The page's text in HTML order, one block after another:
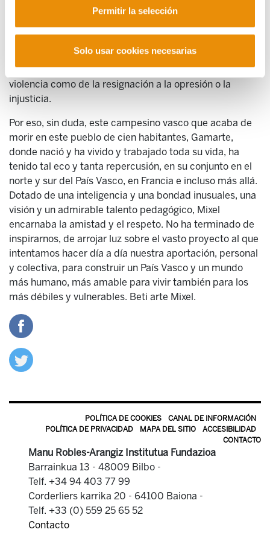
Permitir la selección
Solo usar cookies necesarias
globalizado. Su trabajo por la agricultura campesina fue
su contribución a una sociedad socialmente más justa,
compromiso con los Artesanos de la Paz fue su forma
de conciliar la paz y la libertad, el rechazo tanto de la
violencia como de la resignación a la opresión o la
injusticia.
Por eso, sin duda, este campesino vasco que acaba de
morir en este pueblo de cien habitantes, Gamarte,
donde nació y ha vivido y trabajado toda su vida, ha
tenido tal eco y tanta repercusión, en su conjunto en el
norte y sur del País Vasco, en Francia e incluso más allá.
Dotado de una inteligencia y una bondad inusuales, una
visión y un admirable talento pedagógico, Mixel
encarnaba la amistad y el respeto. No ha terminado de
inspirarnos, de arrojar luz sobre el vasto proyecto al que
intentamos hacer día a día nuestra aportación, personal
y colectiva, para construir un País Vasco y un mundo
más humano, más amable para vivir también para los
más débiles y vulnerables. Beti arte Mixel.
POLÍTICA DE COOKIES
CANAL DE INFORMACIÓN
POLÍTICA DE PRIVACIDAD
MAPA DEL SITIO
ACCESIBILIDAD
CONTACTO
Manu Robles-Arangiz Institutua Fundazioa
Barrainkua 13 - 48009 Bilbo -
Telf. +34 94 403 77 99
Corderliers karrika 20 - 64100 Baiona -
Telf. +33 (0) 559 25 65 52
Contacto